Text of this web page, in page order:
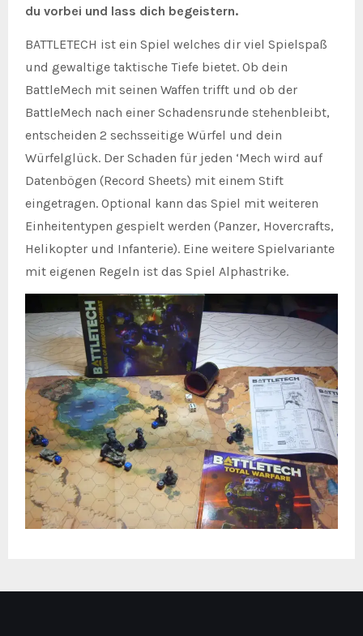
du vorbei und lass dich begeistern.
BATTLETECH ist ein Spiel welches dir viel Spielspaß
und gewaltige taktische Tiefe bietet. Ob dein
BattleMech mit seinen Waffen trifft und ob der
BattleMech nach einer Schadensrunde stehenbleibt,
entscheiden 2 sechsseitige Würfel und dein
Würfelglück. Der Schaden für jeden ‘Mech wird auf
Datenbögen (Record Sheets) mit einem Stift
eingetragen. Optional kann das Spiel mit weiteren
Einheitentypen gespielt werden (Panzer, Hovercrafts,
Helikopter und Infanterie). Eine weitere Spielvariante
mit eigenen Regeln ist das Spiel Alphastrike.